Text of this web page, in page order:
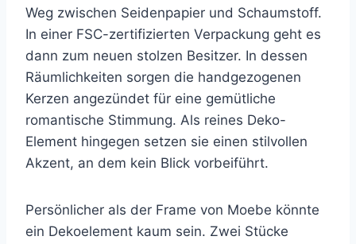
Weg zwischen Seidenpapier und Schaumstoff.
In einer FSC-zertifizierten Verpackung geht es
dann zum neuen stolzen Besitzer. In dessen
Räumlichkeiten sorgen die handgezogenen
Kerzen angezündet für eine gemütliche
romantische Stimmung. Als reines Deko-
Element hingegen setzen sie einen stilvollen
Akzent, an dem kein Blick vorbeiführt.
Persönlicher als der Frame von Moebe könnte
ein Dekoelement kaum sein. Zwei Stücke